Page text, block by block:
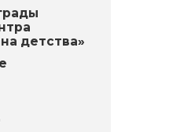
детства»